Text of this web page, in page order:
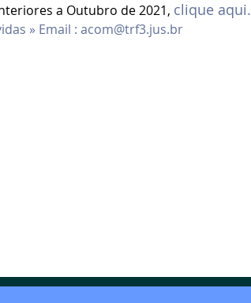
a Outubro de 2021, clique aqui.
» Email : acom@trf3.jus.br